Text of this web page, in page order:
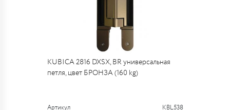
KUBICA 2816 DXSX, BR универсальная
петля, цвет БРОНЗА (160 kg)
Артикул KBL538